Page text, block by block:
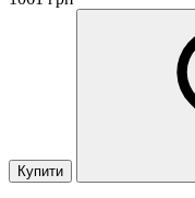
Купити